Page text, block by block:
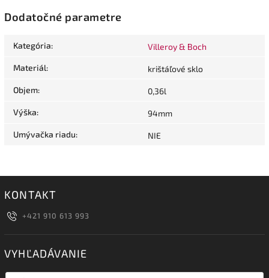
Dodatočné parametre
Kategória: Villeroy & Boch
Materiál: krištáľové sklo
Objem: 0,36l
Výška: 94mm
Umývačka riadu: NIE
KONTAKT
+421 910 613 993
VYHĽADÁVANIE